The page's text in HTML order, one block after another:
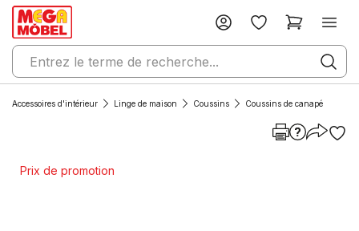
Accessoires d'intérieur Linge de maison Coussins Coussins de canapé
Prix de promotion